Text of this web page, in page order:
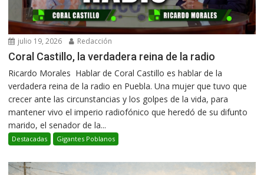
julio 19, 2026 Redacción
Coral Castillo, la verdadera reina de la radio
Ricardo Morales Hablar de Coral Castillo es hablar de la
verdadera reina de la radio en Puebla. Una mujer que tuvo que
crecer ante las circunstancias y los golpes de la vida, para
mantener vivo el imperio radiofónico que heredó de su difunto
marido, el senador de la...
Destacadas Gigantes Poblanos